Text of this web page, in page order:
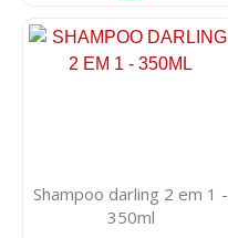
Shampoo darling 2 em 1 -
350ml